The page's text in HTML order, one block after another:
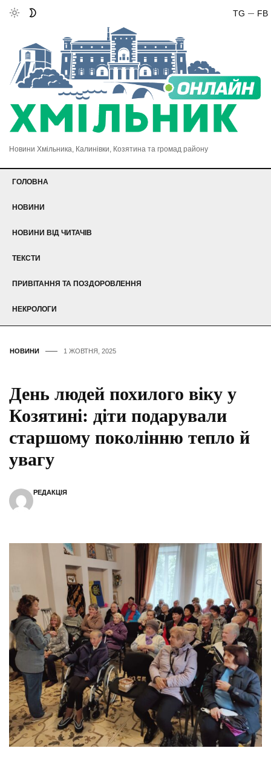
FB
TG
Новини Хмільника, Калинівки, Козятина та громад району
ГОЛОВНА
НОВИНИ
НОВИНИ ВІД ЧИТАЧІВ
ТЕКСТИ
ПРИВІТАННЯ ТА ПОЗДОРОВЛЕННЯ
НЕКРОЛОГИ
НОВИНИ 1 ЖОВТНЯ, 2025
День людей похилого віку у
Козятині: діти подарували
старшому поколінню тепло й
увагу
РЕДАКЦІЯ